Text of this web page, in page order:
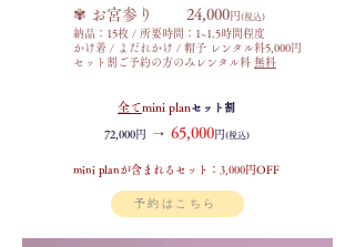
✾ お宮参り 24,000 円​(税込)
納品：15枚 / 所要時間：1~1.5時間程度
かけ着 / よだれかけ / 帽子 レンタル料5,000円
セット割ご予約の方のみレンタル料 無料
mini planが含まれるセット： 3,000 円OFF
全てmini planセット割
72,000円 → 65,000円(税込)
予約はこちら